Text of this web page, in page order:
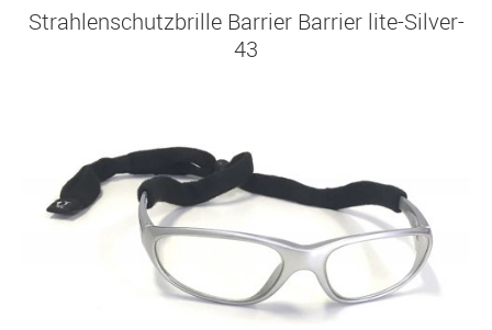
Strahlenschutzbrille Barrier Barrier lite-Silver-
43